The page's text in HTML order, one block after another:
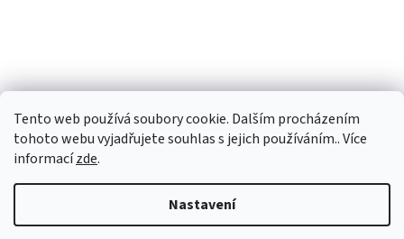
Tento web používá soubory cookie. Dalším procházením
tohoto webu vyjadřujete souhlas s jejich používáním.. Více
informacízde.
Nastavení